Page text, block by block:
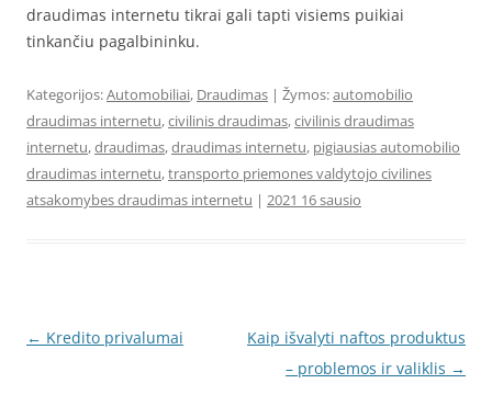
draudimas internetu tikrai gali tapti visiems puikiai
tinkančiu pagalbininku.
Kategorijos:Automobiliai, Draudimas | Žymos:automobilio
draudimas internetu,civilinis draudimas,civilinis draudimas
internetu,draudimas,draudimas internetu, pigiausias automobilio
draudimas internetu,transporto priemones valdytojo civilines
atsakomybes draudimas internetu | 2021 16 sausio
Įrašo
← Kredito privalumai
Kaip išvalyti naftos produktus
– problemos ir valiklis →